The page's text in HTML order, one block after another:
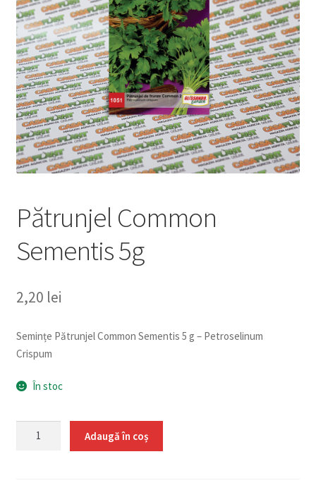
copil
Sere și solarii
Extinde
meniul
copil
Pătrunjel Common
Sementis 5g
2,20 lei
Semințe Pătrunjel Common Sementis 5 g – Petroselinum
Crispum
În stoc
Cantitate
Adaugă în coș